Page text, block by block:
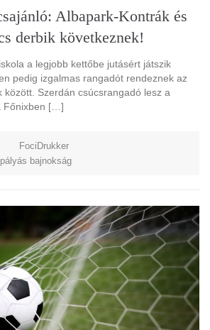
Albapark-Kontrák és
derbik következnek!
a legjobb kettőbe jutásért játszik
pedig izgalmas rangadót rendeznek az
között. Szerdán csúcsrangadó lesz a
Főnixben […]
FociDrukker
bajnokság